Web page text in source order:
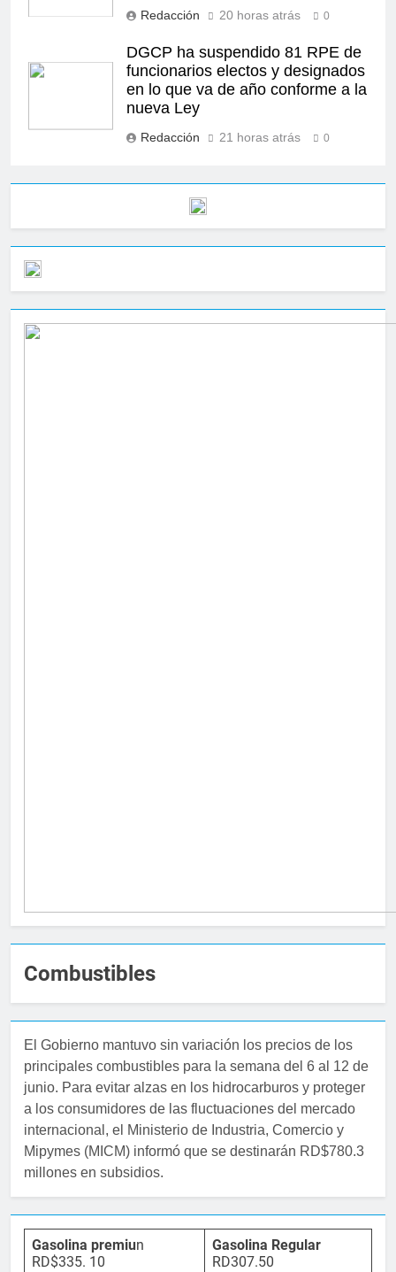
Redacción 20 horas atrás 0
DGCP ha suspendido 81 RPE de
funcionarios electos y designados
en lo que va de año conforme a la
nueva Ley
Redacción 21 horas atrás 0
Combustibles
El Gobierno mantuvo sin variación los precios de los
principales combustibles para la semana del 6 al 12 de
junio. Para evitar alzas en los hidrocarburos y proteger
a los consumidores de las fluctuaciones del mercado
internacional, el Ministerio de Industria, Comercio y
Mipymes (MICM) informó que se destinarán RD$780.3
millones en subsidios.
Gasolina premiun
RD$335. 10
Gasolina Regular
RD307.50